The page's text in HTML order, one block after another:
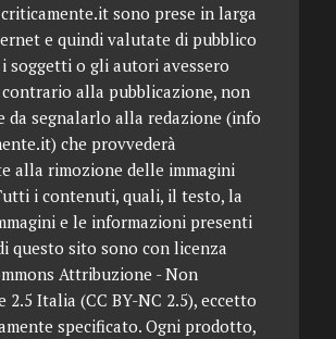
sono prese in larga
e quindi valutate di pubblico
i soggetti o gli autori avessero
alla pubblicazione, non
da segnalarlo alla redazione (info
che provvederà
alla rimozione delle immagini
i contenuti, quali, il testo, la
e le informazioni presenti
questo sito sono con licenza
Attribuzione - Non
2.5 Italia (CC BY-NC 2.5), eccetto
specificato. Ogni prodotto,